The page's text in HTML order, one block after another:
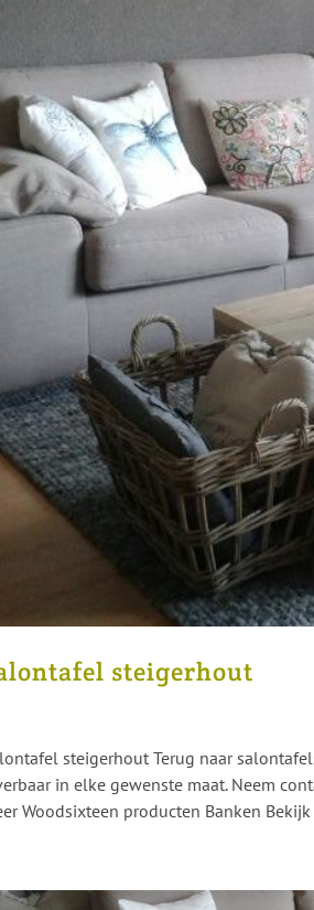
steigerhout
steigerhout Terug naar
in elke gewenste maat. Neem
Woodsixteen producten Banken